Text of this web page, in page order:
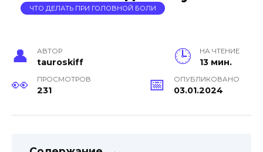
ЧТО ДЕЛАТЬ ПРИ ГОЛОВНОЙ БОЛИ
АВТОР
tauroskiff
НА ЧТЕНИЕ
13 мин.
ПРОСМОТРОВ
231
ОПУБЛИКОВАНО
03.01.2024